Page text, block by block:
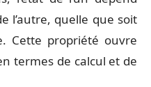
l’autre, quelle que soit
Cette propriété ouvre
termes de calcul et de